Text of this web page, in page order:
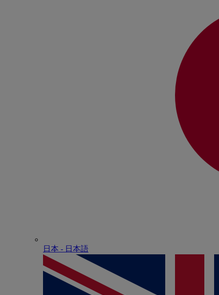
日本 - ⽇本語